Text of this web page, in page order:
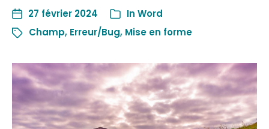
27 février 2024 In Word
Champ, Erreur/Bug, Mise en forme